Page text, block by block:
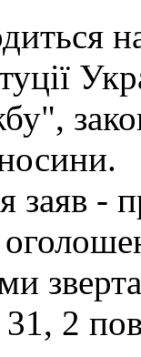
заяв -
2